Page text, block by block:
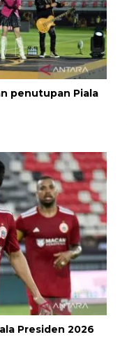
penutupan Piala
Presiden 2026